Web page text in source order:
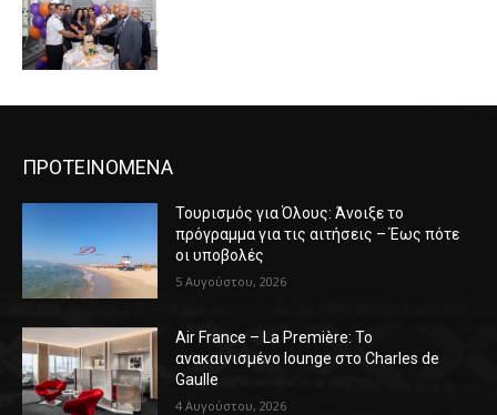
ΠΡΟΤΕΙΝΟΜΕΝΑ
Τουρισμός για Όλους: Άνοιξε το
πρόγραμμα για τις αιτήσεις – Έως πότε
οι υποβολές
5 Αυγούστου, 2026
Air France – La Première: Το
ανακαινισμένο lounge στο Charles de
Gaulle
4 Αυγούστου, 2026